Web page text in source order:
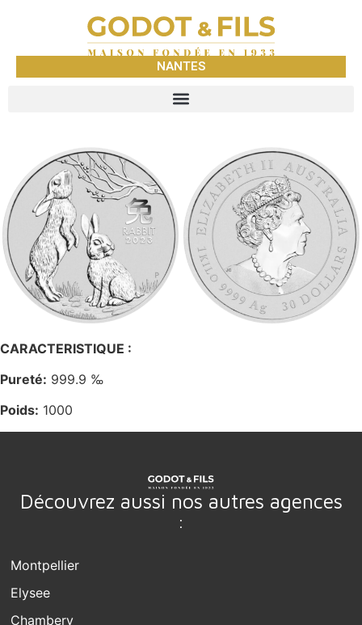
NANTES
CARACTERISTIQUE :
Pureté: 999.9 ‰
Poids: 1000
Découvrez aussi nos autres agences
:
Montpellier
Elysee
Chambery